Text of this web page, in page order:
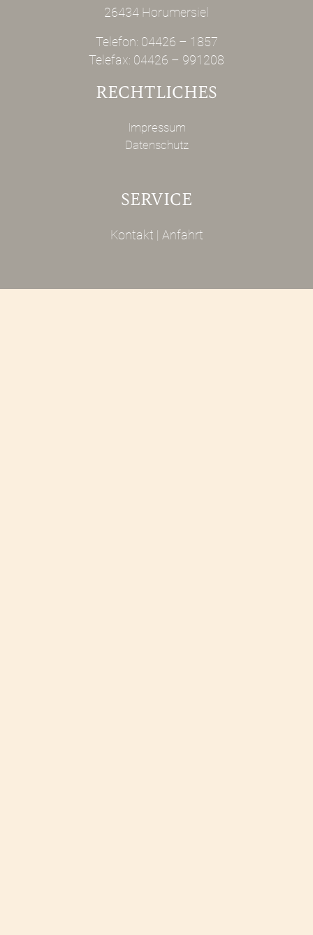
26434 Horumersiel
Telefon: 04426 – 1857
Telefax: 04426 – 991208
RECHTLICHES
Impressum
Datenschutz
SERVICE
Kontakt | Anfahrt